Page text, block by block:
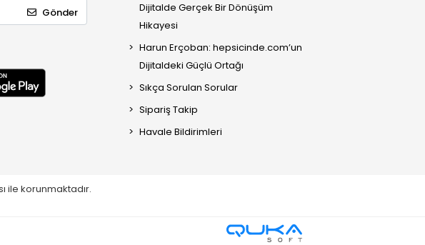
Gönder
Dijitalde Gerçek Bir Dönüşüm
Hikayesi
Harun Erçoban: hepsicinde.com’un
Dijitaldeki Güçlü Ortağı
Sıkça Sorulan Sorular
Sipariş Takip
Havale Bildirimleri
ile korunmaktadır.